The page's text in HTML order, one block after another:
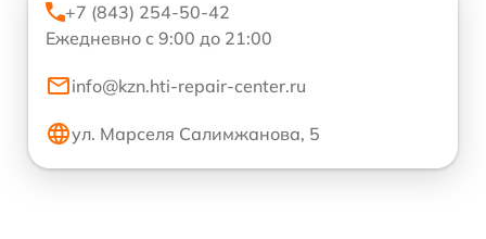
+7 (843) 254-50-42
Ежедневно с 9:00 до 21:00
info@kzn.hti-repair-center.ru
ул. Марселя Салимжанова, 5